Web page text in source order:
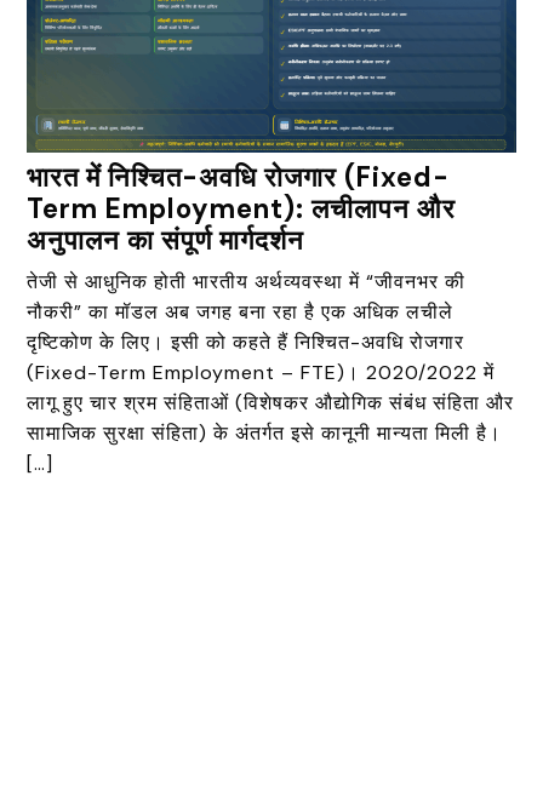
भारत में निश्चित-अवधि रोजगार (Fixed-
Term Employment): लचीलापन और
अनुपालन का संपूर्ण मार्गदर्शन
तेजी से आधुनिक होती भारतीय अर्थव्यवस्था में “जीवनभर की
नौकरी” का मॉडल अब जगह बना रहा है एक अधिक लचीले
दृष्टिकोण के लिए। इसी को कहते हैं निश्चित-अवधि रोजगार
(Fixed-Term Employment – FTE)। 2020/2022 में
लागू हुए चार श्रम संहिताओं (विशेषकर औद्योगिक संबंध संहिता और
सामाजिक सुरक्षा संहिता) के अंतर्गत इसे कानूनी मान्यता मिली है।
[…]